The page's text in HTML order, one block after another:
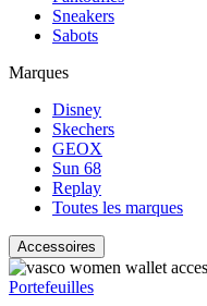
Sneakers
Sabots
Marques
Disney
Skechers
GEOX
Sun 68
Replay
Toutes les marques
Accessoires
Portefeuilles